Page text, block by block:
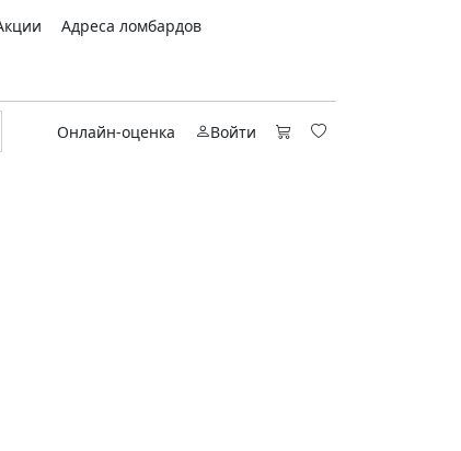
Адреса ломбардов
Онлайн-оценка Войти